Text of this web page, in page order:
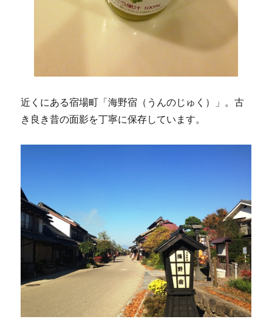
近くにある宿場町「海野宿（うんのじゅく）」。古
き良き昔の面影を丁寧に保存しています。